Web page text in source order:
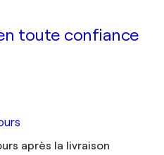
toute confiance
après la livraison